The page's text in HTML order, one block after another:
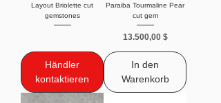
Layout Briolette cut
gemstones
Händler
kontaktieren
Paraiba Tourmaline Pear
cut gem
Preis
13.500,00 $
In den
Warenkorb